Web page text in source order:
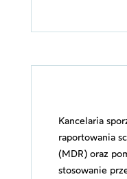
Kancelaria
raportowania
(MDR) oraz
stosowanie